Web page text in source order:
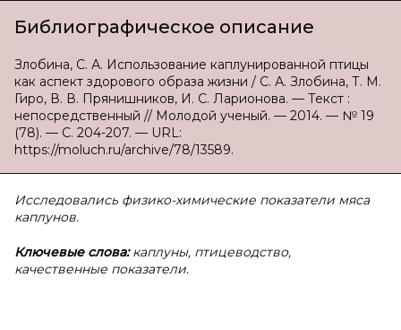
Библиографическое описание
Злобина, С. А. Использование каплунированной птицы
как аспект здорового образа жизни / С. А. Злобина, Т. М.
Гиро, В. В. Прянишников, И. С. Ларионова. — Текст :
непосредственный // Молодой ученый. — 2014. — № 19
(78). — С. 204-207. — URL:
https://moluch.ru/archive/78/13589.
Исследовались физикo-химические показатели мяса
каплунов.
Ключевые слова: каплуны, птицеводство,
качественные показатели.